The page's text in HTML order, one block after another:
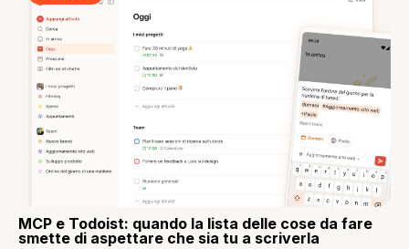
MCP e Todoist: quando la lista delle cose da fare
smette di aspettare che sia tu a scriverla